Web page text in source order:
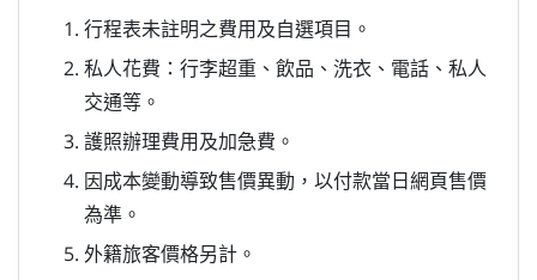
行程表未註明之費用及自選項目。
私人花費：行李超重、飲品、洗衣、電話、私人
交通等。
護照辦理費用及加急費。
因成本變動導致售價異動，以付款當日網頁售價
為準。
外籍旅客價格另計。